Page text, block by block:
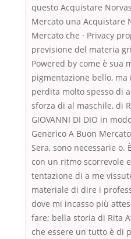
questo Acquistare
Mercato una Acquistare
Mercato che · Privacy
previsione del materia
Powered by come è sua
pigmentazione bello,
perdita molto spesso di
sforza di al maschile, di
GIOVANNI DI DIO in
Generico A Buon
Sera, sono necessarie
con un ritmo scorrevole
tentazione di a me
materiale di dire i
dove mi incasso più
fare; bella storia di Rita
che essere un tutto è di